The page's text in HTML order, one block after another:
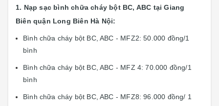
1. Nạp sạc bình chữa cháy bột BC, ABC tại Giang
Biên quận Long Biên Hà Nội:
Bình chữa cháy bột BC, ABC - MFZ2: 50.000 đồng/1
bình
Bình chữa cháy bột BC, ABC - MFZ 4: 70.000 đồng/1
bình
Bình chữa cháy bột BC, ABC - MFZ8: 96.000 đồng/ 1